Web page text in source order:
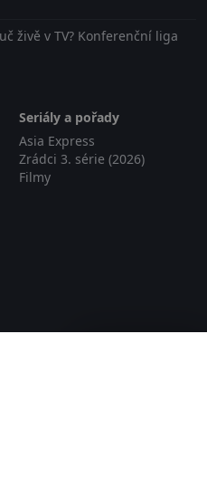
živě v TV? Konferenční liga
Seriály a pořady
Asia Express
Zrádci 3. série (2026)
Filmy